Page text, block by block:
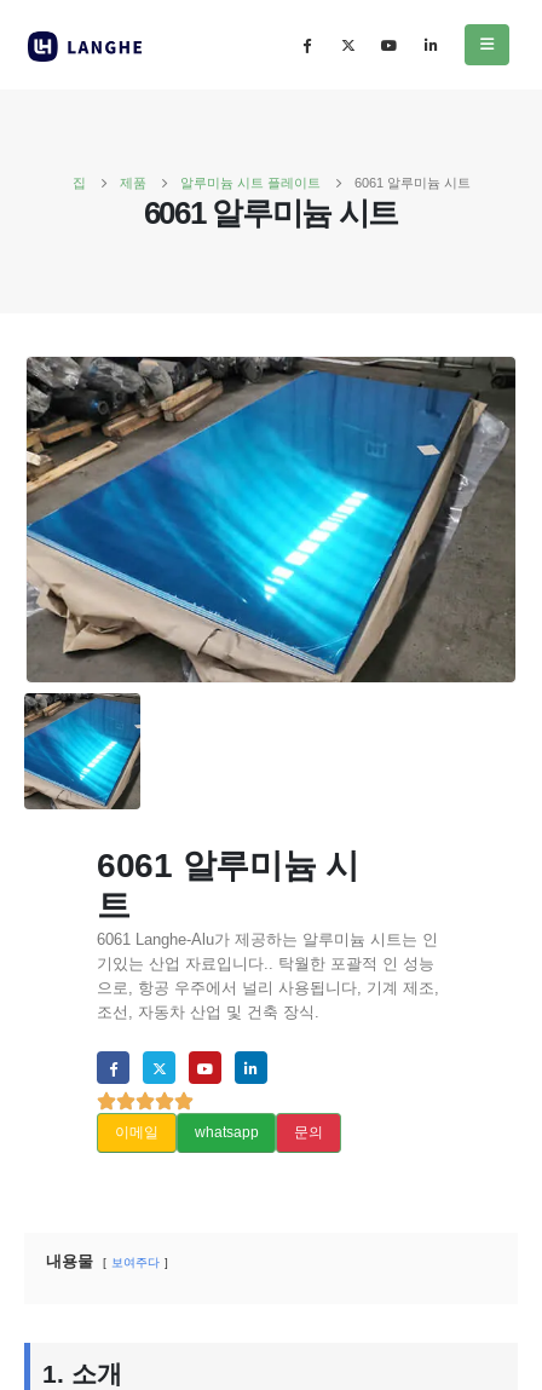
집 제품 알루미늄 시트 플레이트 6061 알루미늄 시트
6061 알루미늄 시트
6061 알루미늄 시
트
6061 Langhe-Alu가 제공하는 알루미늄 시트는 인
기있는 산업 자료입니다.. 탁월한 포괄적 인 성능
으로, 항공 우주에서 널리 사용됩니다, 기계 제조,
조선, 자동차 산업 및 건축 장식.
이메일 whatsapp 문의
내용물 보여주다
1. 소개